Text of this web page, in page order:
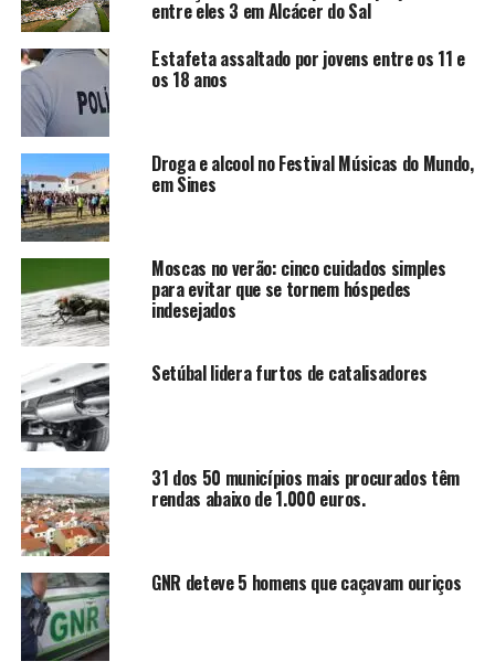
entre eles 3 em Alcácer do Sal
Estafeta assaltado por jovens entre os 11 e
os 18 anos
Droga e alcool no Festival Músicas do Mundo,
em Sines
Moscas no verão: cinco cuidados simples
para evitar que se tornem hóspedes
indesejados
Setúbal lidera furtos de catalisadores
31 dos 50 municípios mais procurados têm
rendas abaixo de 1.000 euros.
GNR deteve 5 homens que caçavam ouriços